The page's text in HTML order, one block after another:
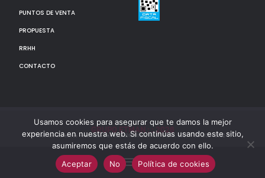
PUNTOS DE VENTA
PROPUESTA
RRHH
CONTACTO
GRUPO ETMAN : : 2026
Todos los derechos reservados a MULTIORIGINAL PARTS S.A. (CUIT: 30-60142852-7)
Usamos cookies para asegurar que te damos la mejor
experiencia en nuestra web. Si continúas usando este sitio,
asumiremos que estás de acuerdo con ello.
Aceptar
No Política de cookies